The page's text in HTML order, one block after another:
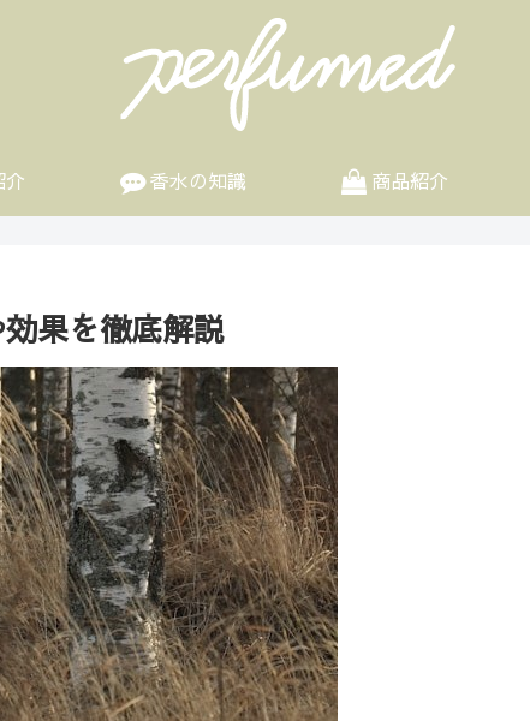
介 香水の知識 商品紹介
果を徹底解説